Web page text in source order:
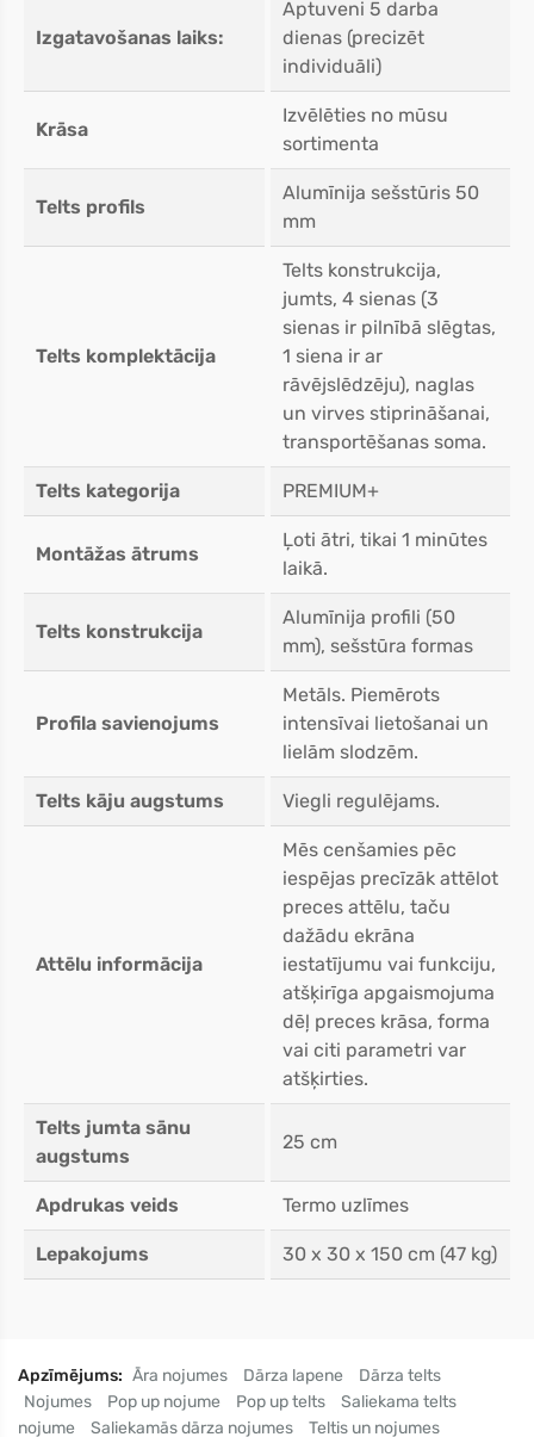
Izgatavošanas laiks:
Aptuveni 5 darba
dienas (precizēt
individuāli)
Krāsa
Izvēlēties no mūsu
sortimenta
Telts profils
Alumīnija sešstūris 50
mm
Telts komplektācija
Telts konstrukcija,
jumts, 4 sienas (3
sienas ir pilnībā slēgtas,
1 siena ir ar
rāvējslēdzēju), naglas
un virves stiprināšanai,
transportēšanas soma.
Telts kategorija PREMIUM+
Montāžas ātrums
Ļoti ātri, tikai 1 minūtes
laikā.
Telts konstrukcija
Alumīnija profili (50
mm), sešstūra formas
Profila savienojums
Metāls. Piemērots
intensīvai lietošanai un
lielām slodzēm.
Telts kāju augstums Viegli regulējams.
Attēlu informācija
Mēs cenšamies pēc
iespējas precīzāk attēlot
preces attēlu, taču
dažādu ekrāna
iestatījumu vai funkciju,
atšķirīga apgaismojuma
dēļ preces krāsa, forma
vai citi parametri var
atšķirties.
Telts jumta sānu
augstums
25 cm
Apdrukas veids Termo uzlīmes
Lepakojums 30 x 30 x 150 cm (47 kg)
Apzīmējums: Āra nojumes Dārza lapene
Dārza telts
Nojumes
Pop up nojume Pop up telts
Saliekama telts
nojume
Saliekamās dārza nojumes
Teltis un nojumes